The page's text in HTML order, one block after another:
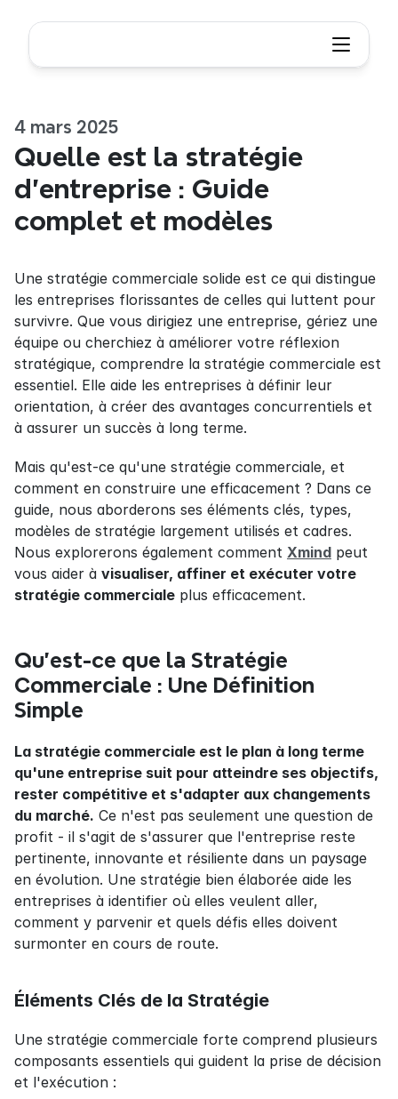
4 mars 2025
Quelle est la stratégie
d'entreprise : Guide
complet et modèles
Une stratégie commerciale solide est ce qui distingue
les entreprises florissantes de celles qui luttent pour
survivre. Que vous dirigiez une entreprise, gériez une
équipe ou cherchiez à améliorer votre réflexion
stratégique, comprendre la stratégie commerciale est
essentiel. Elle aide les entreprises à définir leur
orientation, à créer des avantages concurrentiels et
à assurer un succès à long terme.
Mais qu'est-ce qu'une stratégie commerciale, et
comment en construire une efficacement ? Dans ce
guide, nous aborderons ses éléments clés, types,
modèles de stratégie largement utilisés et cadres.
Nous explorerons également comment Xmind peut
vous aider à visualiser, affiner et exécuter votre
stratégie commerciale plus efficacement.
Qu'est-ce que la Stratégie
Commerciale : Une Définition
Simple
La stratégie commerciale est le plan à long terme
qu'une entreprise suit pour atteindre ses objectifs,
rester compétitive et s'adapter aux changements
du marché. Ce n'est pas seulement une question de
profit - il s'agit de s'assurer que l'entreprise reste
pertinente, innovante et résiliente dans un paysage
en évolution. Une stratégie bien élaborée aide les
entreprises à identifier où elles veulent aller,
comment y parvenir et quels défis elles doivent
surmonter en cours de route.
Éléments Clés de la Stratégie
Une stratégie commerciale forte comprend plusieurs
composants essentiels qui guident la prise de décision
et l'exécution :